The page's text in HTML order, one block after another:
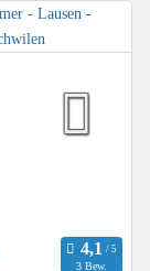
3 Bew.